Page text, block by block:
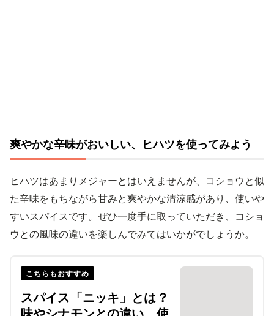
爽やかな辛味がおいしい、ヒハツを使ってみよう
ヒハツはあまりメジャーとはいえませんが、コショウと似
た辛味をもちながら甘みと爽やかな清涼感があり、使いや
すいスパイスです。ぜひ一度手に取っていただき、コショ
ウとの風味の違いを楽しんでみてはいかがでしょうか。
こちらもおすすめ
スパイス「ニッキ」とは？